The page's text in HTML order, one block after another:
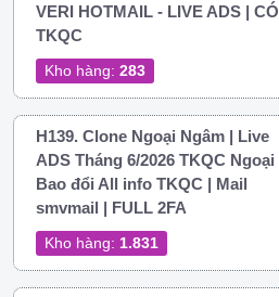
VERI HOTMAIL - LIVE ADS | CÓ
TKQC
Kho hàng: 283
H139. Clone Ngoại Ngâm | Live
ADS Tháng 6/2026 TKQC Ngoại
Bao đổi All info TKQC | Mail
smvmail | FULL 2FA
Kho hàng: 1.831